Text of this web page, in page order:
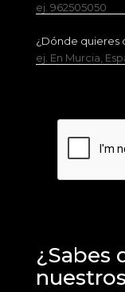
ej. 962505050
¿Dónde quieres
ej. En Murcia,
¿Sabes